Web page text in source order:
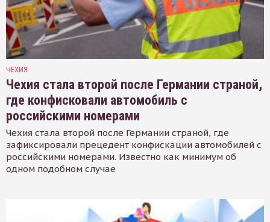
ЧЕХИЯ
Чехия стала второй после Германии страной,
где конфисковали автомобиль с
российскими номерами
Чехия стала второй после Германии страной, где
зафиксировали прецедент конфискации автомобилей с
российскими номерами. Известно как минимум об
одном подобном случае